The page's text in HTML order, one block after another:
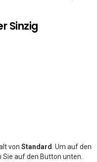
Sinzig
von Standard . Um auf den
auf den Button unten.